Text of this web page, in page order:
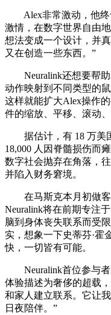
Alex非常激动，他终
激情，在数字世界自由
想法变成一个设计，并
又在创造一些东西。”
Neuralink还想要帮助
动作映射到不同类型的
这样就能扩大Alex操作
件的缩放、平移、滚动
据估计，有 18 万美
18,000 人因脊髓损伤而
数字社会抛弃在角落，
并陷入财务窘境。
在马斯克本月初做客
Neuralink将在前期专注
脑到身体丧失联系而受
实，想象一下史蒂芬·霍
快，一切皆有可能。
Neuralink首位参与者
体验描述为奢侈的超载
和家人建立联系。它让
日夜陪伴。”